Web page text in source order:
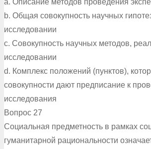
b. Общая совокупность научных
исследовании
c. Совокупность научных методов,
исследовании
d. Комплекс положений (пунктов),
совокупности дают предписание к
исследования
Вопрос 27
Социальная предметность в рамках
гуманитарной рациональности